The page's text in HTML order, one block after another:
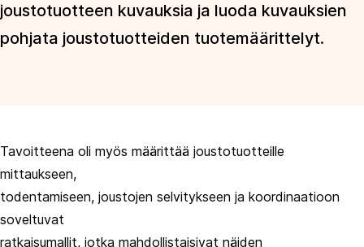
joustotuotteen kuvauksia ja luoda kuvauksien
pohjata joustotuotteiden tuotemäärittelyt.
Tavoitteena oli myös määrittää joustotuotteille
mittaukseen,
todentamiseen, joustojen selvitykseen ja koordinaatioon
soveltuvat
ratkaisumallit, jotka mahdollistaisivat näiden